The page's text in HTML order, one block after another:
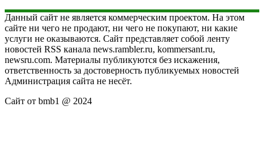
Данный сайт не является коммерческим проектом. На этом
сайте ни чего не продают, ни чего не покупают, ни какие
услуги не оказываются. Сайт представляет собой ленту
новостей RSS канала news.rambler.ru, kommersant.ru,
newsru.com. Материалы публикуются без искажения,
ответственность за достоверность публикуемых новостей
Администрация сайта не несёт.
Сайт от bmb1 @ 2024